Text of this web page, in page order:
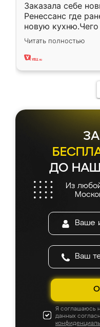
Заказала себе
Ренессанс где
новую кухню.Чего
вполне довольна.
два года,
Читать полностью
ДО
Из
Я соглашаюсь
данных